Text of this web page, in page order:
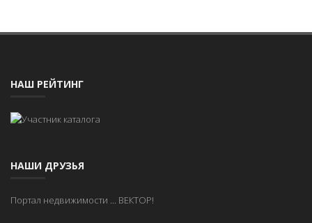
НАШ РЕЙТИНГ
НАШИ ДРУЗЬЯ
Портал недвижимости ... ВЕКТОР!